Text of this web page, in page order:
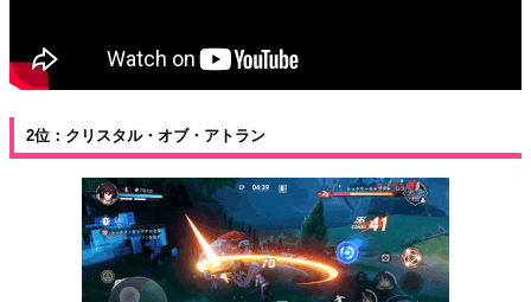
2位：クリスタル・オブ・アトラン